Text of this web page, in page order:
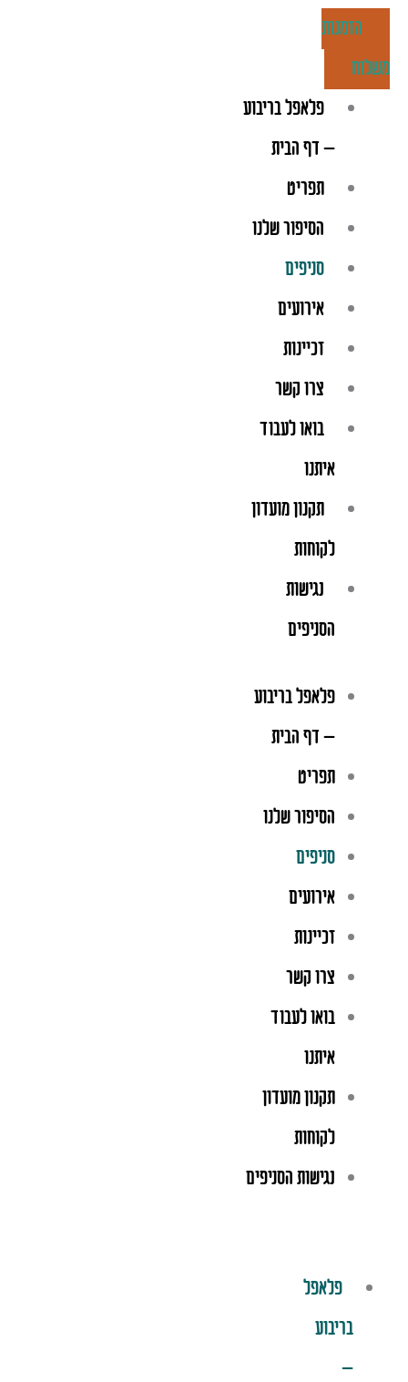
דילוג הזמנות
משלוח
פלאפל בריבוע
– דף הבית
תפריט
הסיפור שלנו
סניפים
אירועים
זכיינות
צרו קשר
בואו לעבוד
איתנו
תקנון מועדון
לקוחות
נגישות
הסניפים
פלאפל בריבוע
– דף הבית
תפריט
הסיפור שלנו
סניפים
אירועים
זכיינות
צרו קשר
בואו לעבוד
איתנו
תקנון מועדון
לקוחות
נגישות הסניפים
פלאפל
בריבוע
–